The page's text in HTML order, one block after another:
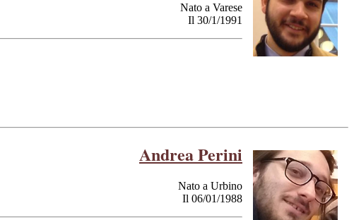
Nato a Varese
Il 30/1/1991
Andrea Perini
Nato a Urbino
Il 06/01/1988